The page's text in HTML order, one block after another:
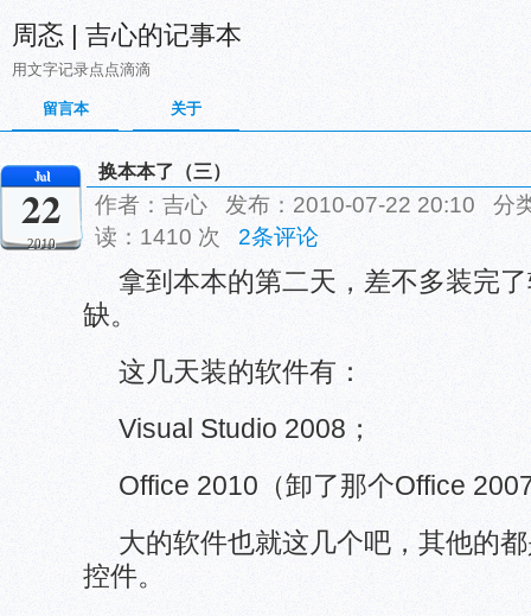
周忞 | 吉心的记事本
用文字记录点点滴滴
留言本 关于
Jul
22
2010
换本本了（三）
作者：吉心 发布：2010-07-22 20:10 分
读：1410 次 2条评论
拿到本本的第二天，差不多装完
缺。
这几天装的软件有：
Visual Studio 2008；
Office 2010（卸了那个Office
大的软件也就这几个吧，其他的
控件。